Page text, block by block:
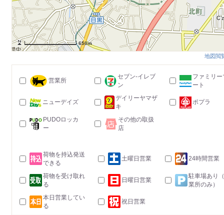
650m
地図閲
営業所
セブン-イレブ
ン
ファミリー
ート
ニューデイズ
デイリーヤマザ
キ
ポプラ
PUDOロッカ
ー
その他の取扱
店
荷物を持込発送
できる
土曜日営業 24時間営業
荷物を受け取れ
る
日曜日営業
駐車場あり
業所のみ）
本日営業してい
る
祝日営業